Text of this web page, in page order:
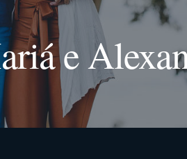
e